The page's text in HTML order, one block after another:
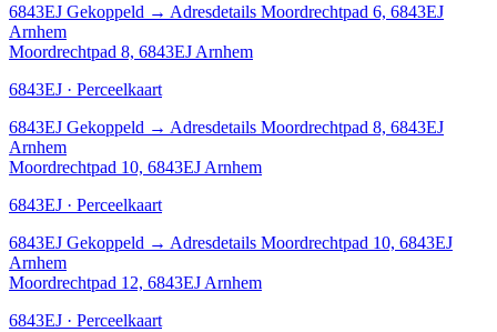
6843EJ Gekoppeld → Adresdetails Moordrechtpad 6, 6843EJ
Arnhem
Moordrechtpad 8, 6843EJ Arnhem
6843EJ · Perceelkaart
6843EJ Gekoppeld → Adresdetails Moordrechtpad 8, 6843EJ
Arnhem
Moordrechtpad 10, 6843EJ Arnhem
6843EJ · Perceelkaart
6843EJ Gekoppeld → Adresdetails Moordrechtpad 10, 6843EJ
Arnhem
Moordrechtpad 12, 6843EJ Arnhem
6843EJ · Perceelkaart